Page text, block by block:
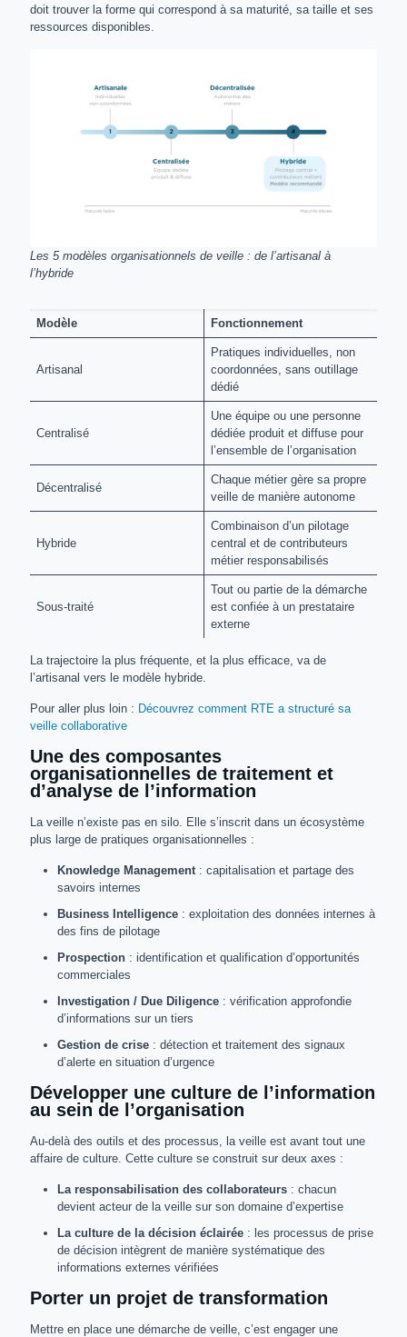
doit trouver la forme qui correspond à sa maturité, sa taille et ses
ressources disponibles.
Les 5 modèles organisationnels de veille : de l’artisanal à
l’hybride
Modèle Fonctionnement
Artisanal
Pratiques individuelles, non
coordonnées, sans outillage
dédié
Centralisé
Une équipe ou une personne
dédiée produit et diffuse pour
l’ensemble de l’organisation
Décentralisé
Chaque métier gère sa propre
veille de manière autonome
Hybride
Combinaison d’un pilotage
central et de contributeurs
métier responsabilisés
Sous-traité
Tout ou partie de la démarche
est confiée à un prestataire
externe
La trajectoire la plus fréquente, et la plus efficace, va de
l’artisanal vers le modèle hybride.
Pour aller plus loin : Découvrez comment RTE a structuré sa
veille collaborative
Une des composantes
organisationnelles de traitement et
d’analyse de l’information
La veille n’existe pas en silo. Elle s’inscrit dans un écosystème
plus large de pratiques organisationnelles :
Knowledge Management : capitalisation et partage des
savoirs internes
Business Intelligence : exploitation des données internes à
des fins de pilotage
Prospection : identification et qualification d’opportunités
commerciales
Investigation / Due Diligence : vérification approfondie
d’informations sur un tiers
Gestion de crise : détection et traitement des signaux
d’alerte en situation d’urgence
Développer une culture de l’information
au sein de l’organisation
Au-delà des outils et des processus, la veille est avant tout une
affaire de culture. Cette culture se construit sur deux axes :
La responsabilisation des collaborateurs : chacun
devient acteur de la veille sur son domaine d’expertise
La culture de la décision éclairée : les processus de prise
de décision intègrent de manière systématique des
informations externes vérifiées
Porter un projet de transformation
Mettre en place une démarche de veille, c’est engager une